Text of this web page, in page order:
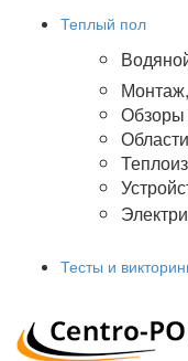
Теплый пол
Тесты и